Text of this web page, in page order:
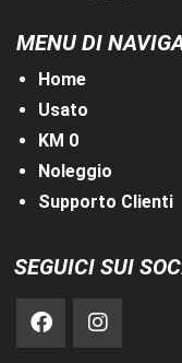
MENU DI
Home
Usato
KM 0
Noleggio
Supporto Clienti
SEGUICI SUI